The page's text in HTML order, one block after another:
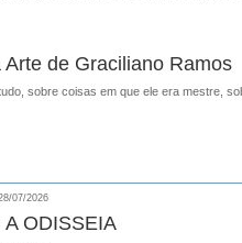
de Graciliano Ramos
sobre coisas em que ele era mestre,
07/2026
ODISSEIA